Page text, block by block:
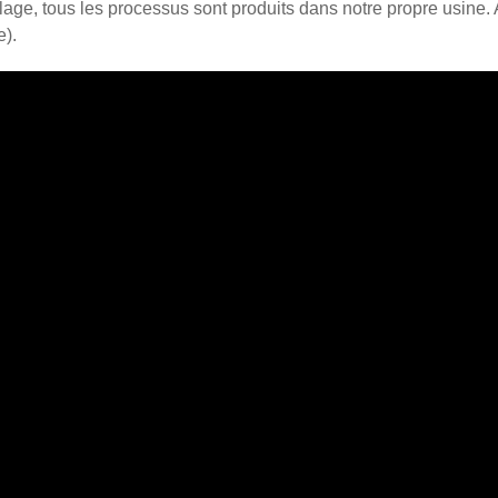
tous les processus sont produits dans notre propre